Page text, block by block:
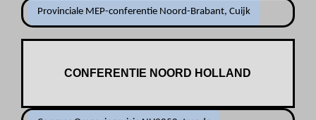
Provinciale MEP-conferentie Noord-Brabant, Cuijk
CONFERENTIE NOORD HOLLAND